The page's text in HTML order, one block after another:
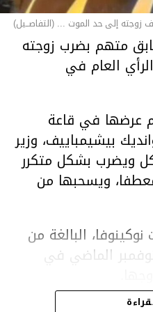
زوجته إلى حد الموت ... (التفاصــيل)
متهم بضرب زوجته
العام في
عرضها في قاعة
بيشيمباييف، وزير
ويضرب بشكل متكرر
ويسحبها من
البالغة من
نوفمبر الماضي في